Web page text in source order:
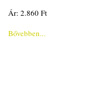
Ár: 2.860 Ft
Bővebben...